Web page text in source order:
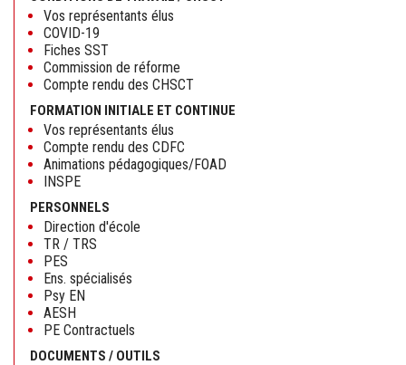
Vos représentants élus
COVID-19
Fiches SST
Commission de réforme
Compte rendu des CHSCT
FORMATION INITIALE ET CONTINUE
Vos représentants élus
Compte rendu des CDFC
Animations pédagogiques/FOAD
INSPE
PERSONNELS
Direction d'école
TR / TRS
PES
Ens. spécialisés
Psy EN
AESH
PE Contractuels
DOCUMENTS / OUTILS